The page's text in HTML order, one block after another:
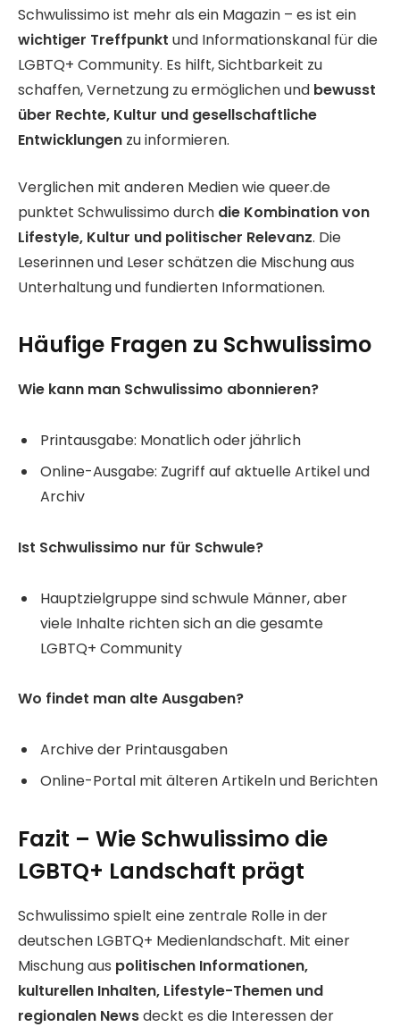
Schwulissimo ist mehr als ein Magazin – es ist ein
wichtiger Treffpunkt und Informationskanal für die
LGBTQ+ Community. Es hilft, Sichtbarkeit zu
schaffen, Vernetzung zu ermöglichen und bewusst
über Rechte, Kultur und gesellschaftliche
Entwicklungen zu informieren.
Verglichen mit anderen Medien wie queer.de
punktet Schwulissimo durch die Kombination von
Lifestyle, Kultur und politischer Relevanz. Die
Leserinnen und Leser schätzen die Mischung aus
Unterhaltung und fundierten Informationen.
Häufige Fragen zu Schwulissimo
Wie kann man Schwulissimo abonnieren?
Printausgabe: Monatlich oder jährlich
Online-Ausgabe: Zugriff auf aktuelle Artikel und
Archiv
Ist Schwulissimo nur für Schwule?
Hauptzielgruppe sind schwule Männer, aber
viele Inhalte richten sich an die gesamte
LGBTQ+ Community
Wo findet man alte Ausgaben?
Archive der Printausgaben
Online-Portal mit älteren Artikeln und Berichten
Fazit – Wie Schwulissimo die
LGBTQ+ Landschaft prägt
Schwulissimo spielt eine zentrale Rolle in der
deutschen LGBTQ+ Medienlandschaft. Mit einer
Mischung aus politischen Informationen,
kulturellen Inhalten, Lifestyle-Themen und
regionalen Newsdeckt es die Interessen der